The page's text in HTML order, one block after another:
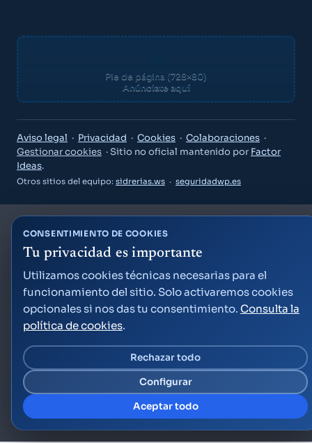
Pie de página (728×80)
Anúnciate aquí
Aviso legal · Privacidad · Cookies · Colaboraciones ·
Gestionar cookies · Sitio no oficial mantenido por Factor
Ideas.
Otros sitios del equipo: sidrerias.ws · seguridadwp.es
CONSENTIMIENTO DE COOKIES
Tu privacidad es importante
Utilizamos cookies técnicas necesarias para el
funcionamiento del sitio. Solo activaremos cookies
opcionales si nos das tu consentimiento. Consulta la
política de cookies.
Rechazar todo
Configurar
Aceptar todo
Guía Semana Grande
«¿Qué puedo hacer el viernes por la noche?»
«Planes para niños este fin de semana»
«¿A qué hora son los fuegos artificiales?»
Crear cuenta gratis